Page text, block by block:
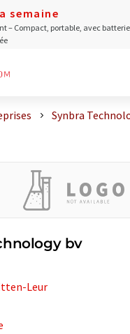
semaine
– Compact, portable, avec batterie
Synbra
bv
Leur